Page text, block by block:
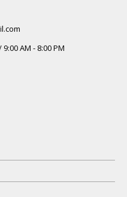
AM - 8:00 PM